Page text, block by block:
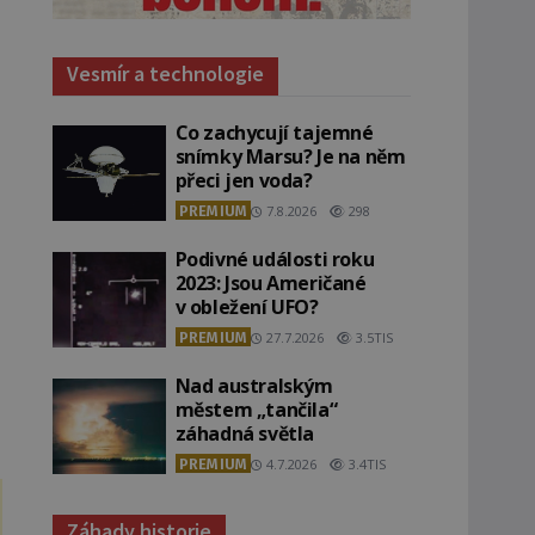
Vesmír a technologie
Co zachycují tajemné
snímky Marsu? Je na něm
přeci jen voda?
PREMIUM 7.8.2026 298
Podivné události roku
2023: Jsou Američané
v obležení UFO?
PREMIUM 27.7.2026 3.5TIS
Nad australským
městem „tančila“
záhadná světla
PREMIUM 4.7.2026 3.4TIS